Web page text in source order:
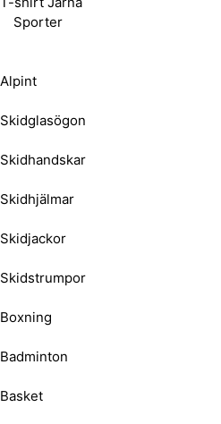
Sporter
Alpint
Skidglasögon
Skidhandskar
Skidhjälmar
Skidjackor
Skidstrumpor
Boxning
Badminton
Basket